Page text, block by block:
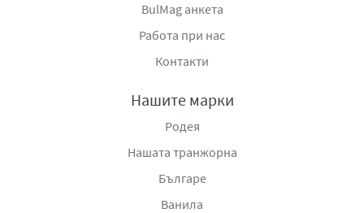
BulMag анкета
Работа при нас
Контакти
Нашите марки
Родея
Нашата транжорна
Българе
Ванила